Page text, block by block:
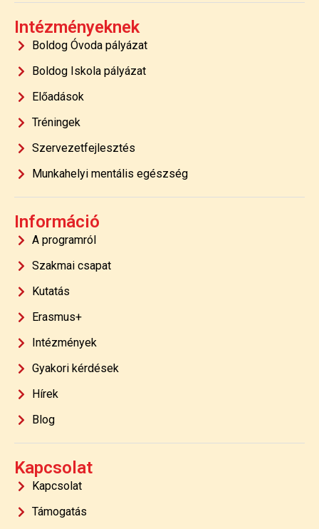
Intézményeknek
Boldog Óvoda pályázat
Boldog Iskola pályázat
Előadások
Tréningek
Szervezetfejlesztés
Munkahelyi mentális egészség
Információ
A programról
Szakmai csapat
Kutatás
Erasmus+
Intézmények
Gyakori kérdések
Hírek
Blog
Kapcsolat
Kapcsolat
Támogatás